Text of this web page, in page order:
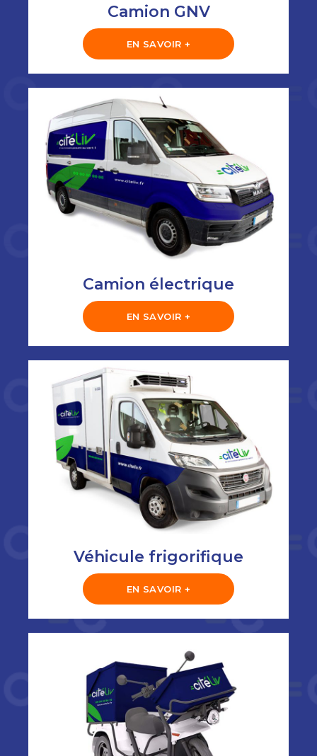
Camion GNV
EN SAVOIR +
Camion électrique
EN SAVOIR +
Véhicule frigorifique
EN SAVOIR +